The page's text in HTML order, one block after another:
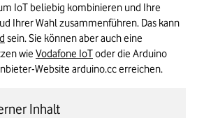
IoT beliebig kombinieren und Ihre
Ihrer Wahl zusammenführen. Das kann
sein. Sie können aber auch eine
wie Vodafone IoT oder die Arduino
Website arduino.cc erreichen.
Inhalt